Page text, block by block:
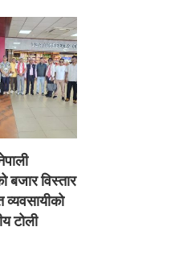
बजार विस्तार
व्यवसायीको
टोली